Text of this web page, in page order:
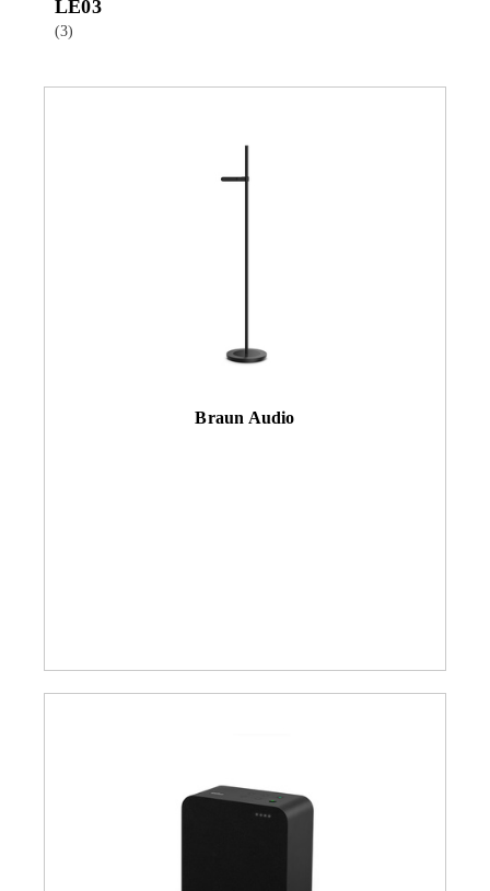
LE03
(3)
Braun Audio